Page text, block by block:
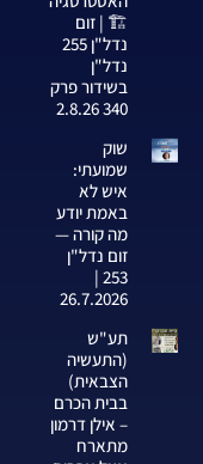
🏗️ | זום
נדל"ן 255
נדל"ן
בשידור פרק
340 2.8.26
שוק
שמועתי:
איש לא
באמת יודע
מה קורה —
זום נדל"ן
253 |
26.7.2026
תע"ש
(התעשיה
הצבאית)
בבית הכרם
– אילן דרמון
מתארח